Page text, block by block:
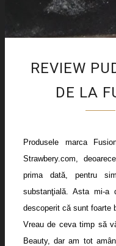
REVIEW
DE LA
Produsele marca
Strawbery.com,
prima dată, pentru
substanţială. Asta mi-
descoperit că sunt foarte
Vreau de ceva timp să
Beauty, dar am tot